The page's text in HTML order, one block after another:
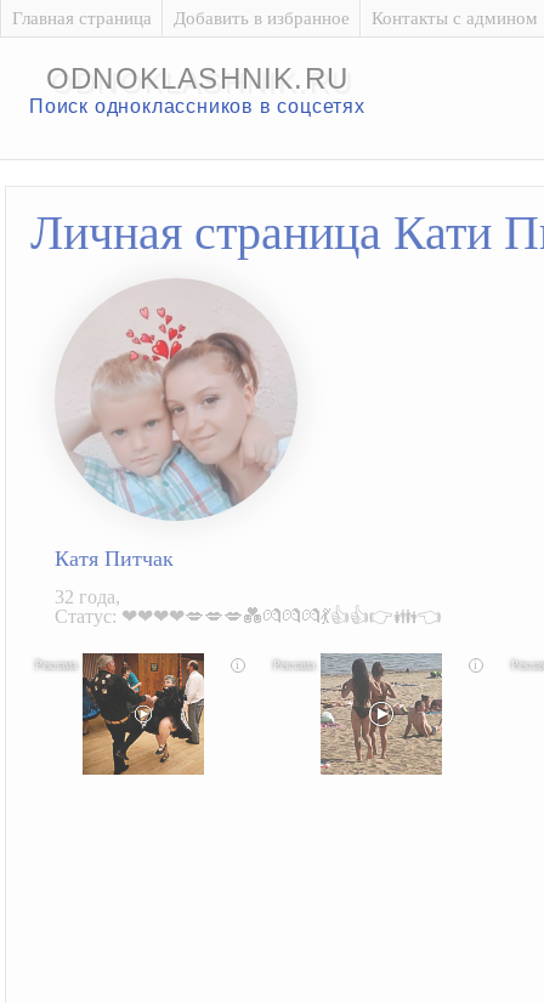
Главная страница Добавить в избранное Контакты с админом
ODNOKLASHNIK.RU
Поиск одноклассников в соцсетях
Личная страница Кати
Катя Питчак
32 года,
Статус: ❤❤❤❤💋💋💋💑💏💏💏💃👍👍👉👪👈
i i